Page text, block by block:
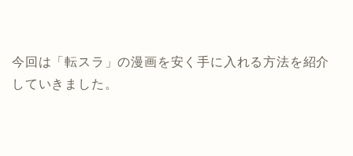
今回は「転スラ」の漫画を安く手に入れる方法を紹介
していきました。